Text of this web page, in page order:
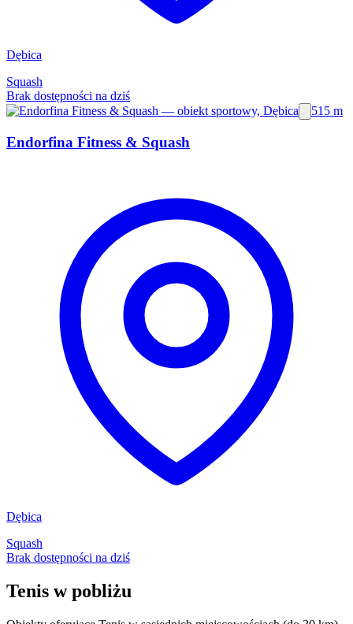
Dębica
Squash
Brak dostępności na dziś
515 m
Endorfina Fitness & Squash
Dębica
Squash
Brak dostępności na dziś
Tenis w pobliżu